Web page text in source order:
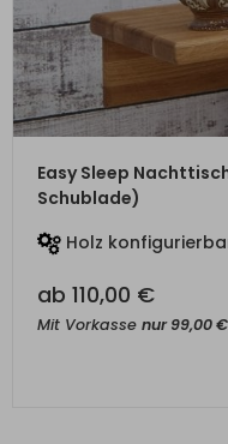
Easy Sleep
Schublade)
Holz
ab 110,00 €
Mit Vorkasse nur99,00€